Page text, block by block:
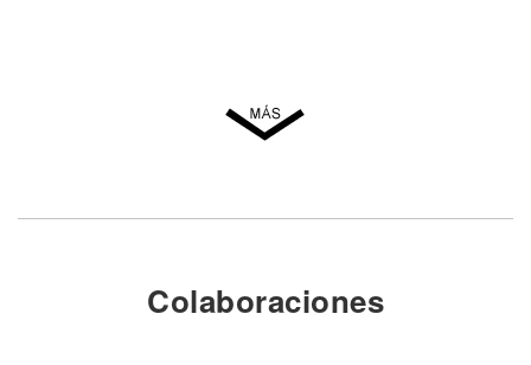
Colaboraciones